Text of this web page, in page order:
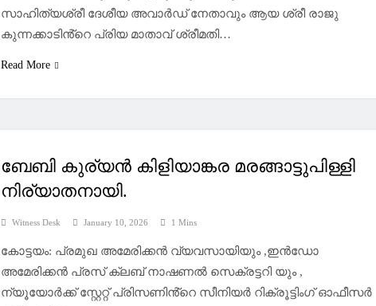
സാഹിത്യശ്രീ ദേശീയ അവാർഡ് നേതാവും ആയ ശ്രീ രാജു
കുന്നക്കാടിൻ്റെ പ്രിയ മാതാവ് ശ്രീമതി…
Read More
ബേബി കുര്യൻ കിളിയാങ്കര മരങ്ങാട്ടുപിള്ളി
നിര്യാതനായി.
Witness Desk January 10, 2026 1 Mins
കോട്ടയം: പ്രമുഖ അമേരിക്കൻ വ്യവസായിയും ,ഇൻഡോ
അമേരിക്കൻ പ്രസ് ക്ലബ് നാഷണൽ സെക്രട്ടറി യും ,
ന്യൂയോർക്ക് സ്റ്റേറ്റ് പ്രിസണിൻ്റെ സീനിയർ റിക്രൂട്ടിംഗ് ഓഫീസർ